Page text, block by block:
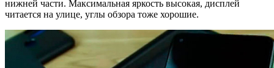
нижней части. Максимальная яркость высокая, дисплей
читается на улице, углы обзора тоже хорошие.